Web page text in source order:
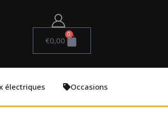
€0,00
0
électriques Occasions